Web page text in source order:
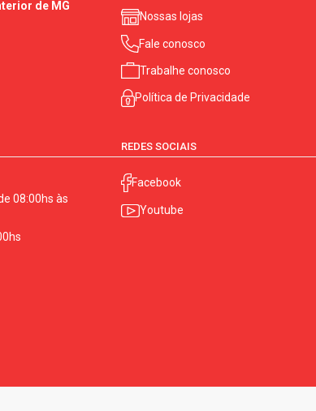
de MG
Nossas lojas
Fale conosco
Trabalhe conosco
Política de Privacidade
08:00hs às
REDES SOCIAIS
Facebook
Youtube